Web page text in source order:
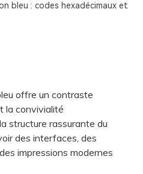
bleu : codes hexadécimaux et
offre un contraste
la convivialité
structure rassurante du
des interfaces, des
impressions modernes